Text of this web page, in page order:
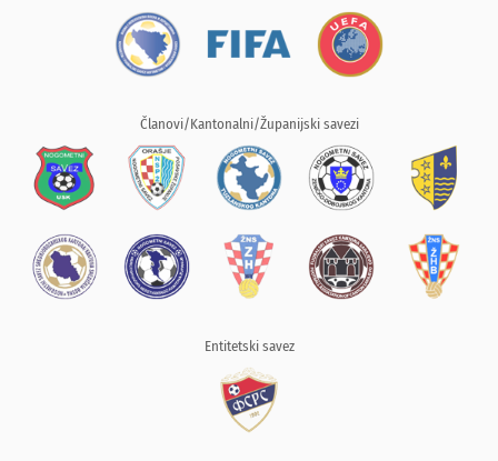
Članovi/Kantonalni/Županijski savezi
Entitetski savez